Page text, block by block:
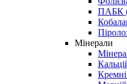
ПАБК
Мінерали